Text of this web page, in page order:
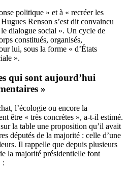
politique » et à « recréer les
Renson s’est dit convaincu
le dialogue social ». Un cycle de
constitués, organisés,
lui, sous la forme « d’États
».
qui sont aujourd’hui
»
l’écologie ou encore la
être « très concrètes », a-t-il estimé.
la table une proposition qu’il avait
députés de la majorité : celle d’une
Il rappelle que depuis plusieurs
la majorité présidentielle font
: